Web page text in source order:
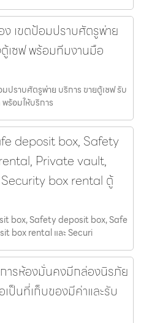
เขตป้อมปราบศัตรูพ่าย
เซฟ พร้อมทีมงานมือ
ปราบศัตรูพ่าย บริการ ขายตู้เซฟ รับ
ร้อมให้บริการ
deposit box, Safety
Private vault,
box rental ตู้
box, Safety deposit box, Safe
box rental และ Securi
ารห้องมั่นคงมีกล่องนิรภัย
เป็นที่เก็บของมีค่าและรับ